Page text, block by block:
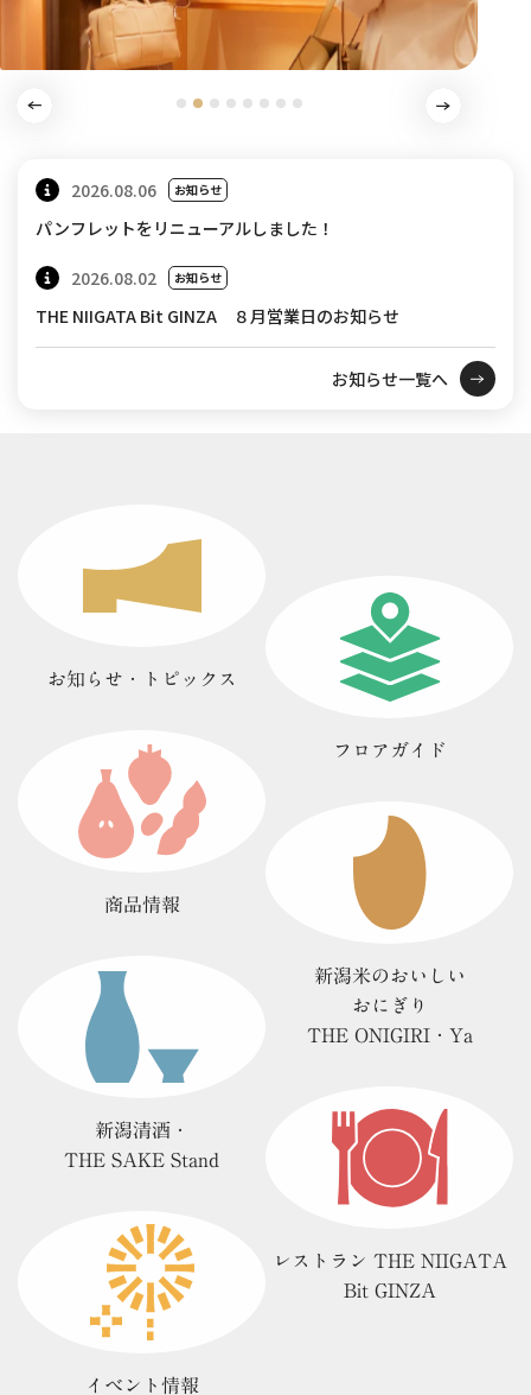
2026.08.06 お知らせ
パンフレットをリニューアルしました！
2026.08.02 お知らせ
THE NIIGATA Bit GINZA ８月営業日のお知らせ
お知らせ一覧へ
お知らせ・ トピックス
フロアガイド
商品情報
新潟米のおいしい
おにぎり
THE ONIGIRI・Ya
新潟清酒・
THE SAKE Stand
レストラン THE NIIGATA
Bit GINZA
イベント情報